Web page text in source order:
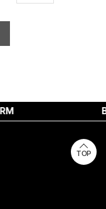
전달
니다. 다만 이러한 개인정보의
관련한 정상적인 서비스 제공이
TOP